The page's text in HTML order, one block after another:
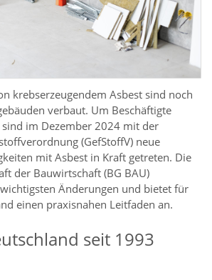
krebserzeugendem Asbest sind noch
verbaut. Um Beschäftigte
sind im Dezember 2024 mit der
(GefStoffV) neue
mit Asbest in Kraft getreten. Die
der Bauwirtschaft (BG BAU)
Änderungen und bietet für
einen praxisnahen Leitfaden an.
seit 1993